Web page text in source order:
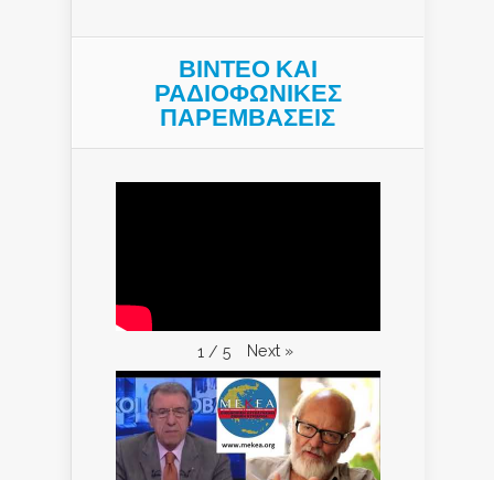
ΒΙΝΤΕΟ ΚΑΙ
ΡΑΔΙΟΦΩΝΙΚΕΣ
ΠΑΡΕΜΒΑΣΕΙΣ
1 / 5 Next »